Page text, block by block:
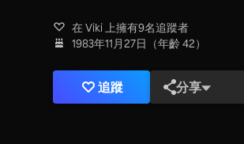
在 Viki 上擁有9名追蹤者
1983年11月27日（年齡 42）
追蹤 分享